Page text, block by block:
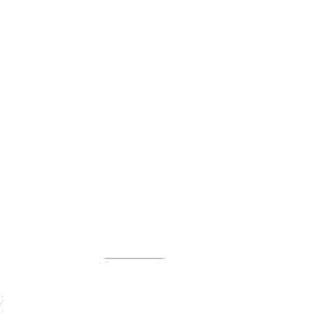
––––––––––